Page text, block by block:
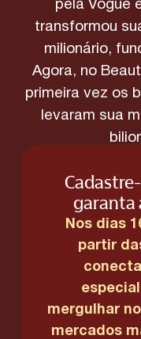
pela Vogue
transformou
milionário,
Agora, no
primeira vez os
levaram sua
garanta
Nos dias
partir
mergulhar
mercados